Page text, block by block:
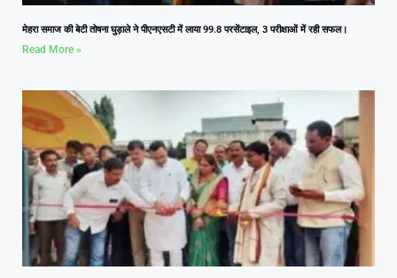
मेहरा समाज की बेटी तोषना घुड़ाले ने पीएनएसटी में लाया 99.8 परसेंटाइल, 3 परीक्षाओं में रही सफल।
Read More »